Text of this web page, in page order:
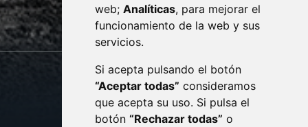
web; Analíticas, para mejorar el
funcionamiento de la web y sus
servicios.
Si acepta pulsando el botón
“Aceptar todas” consideramos
que acepta su uso. Si pulsa el
botón “Rechazar todas” o
monzon.es
CONTACTO
AVISO LEGAL
PROTECCIÓN DE DATOS
POLÍTICA DE COOKIES